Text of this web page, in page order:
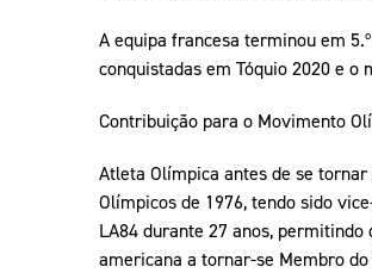
A equipa francesa terminou em
conquistadas em Tóquio 2020 e
Contribuição para o Movimento
Atleta Olímpica antes de se
Olímpicos de 1976, tendo sido
LA84 durante 27 anos,
americana a tornar-se Membro